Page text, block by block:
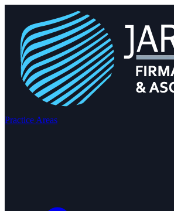
Practice Areas